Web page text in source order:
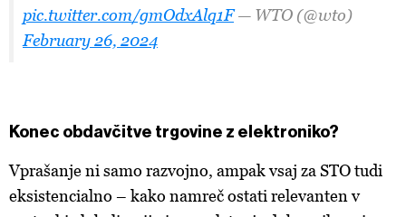
pic.twitter.com/gmOdxAlq1F— WTO (@wto)
February 26, 2024
Konec obdavčitve trgovine z elektroniko?
Vprašanje ni samo razvojno, ampak vsaj za STO tudi
eksistencialno – kako namreč ostati relevanten v